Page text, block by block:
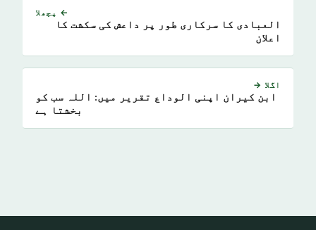
← پچھلا
العبادی کا سرکاری طور پر داعش کی سکشت کا
اعلان
اگلا →
ابن کیران اپنی الوداع تقریر میں: اللہ سب کو
بخشتا ہے